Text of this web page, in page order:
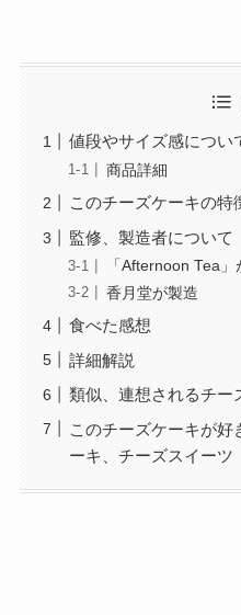
値段やサイズ感につい
商品詳細
このチーズケーキの特
監修、製造者について
「Afternoon Tea
香月堂が製造
食べた感想
詳細解説
類似、連想されるチー
このチーズケーキが好
ーキ、チーズスイーツ